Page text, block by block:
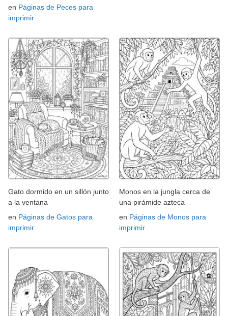
en Páginas de Peces para
imprimir
Gato dormido en un sillón junto
a la ventana
en Páginas de Gatos para
imprimir
Monos en la jungla cerca de
una pirámide azteca
en Páginas de Monos para
imprimir